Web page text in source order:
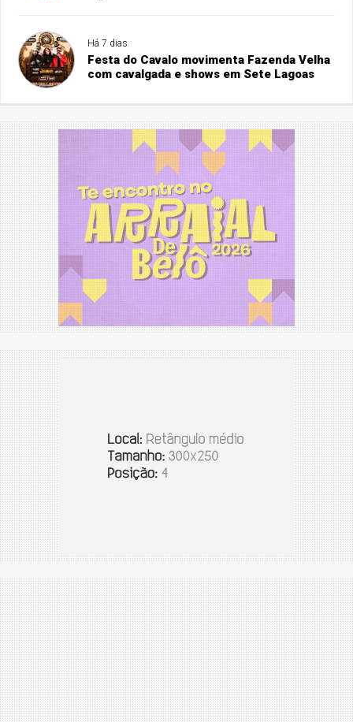
Há 7 dias
Festa do Cavalo movimenta Fazenda Velha
com cavalgada e shows em Sete Lagoas